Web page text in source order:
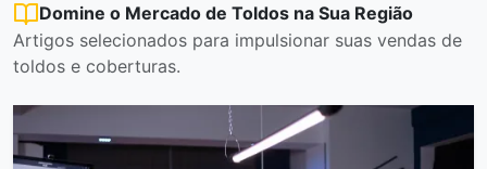
Domine o Mercado de Toldos na Sua Região
Artigos selecionados para impulsionar suas vendas de
toldos e coberturas.